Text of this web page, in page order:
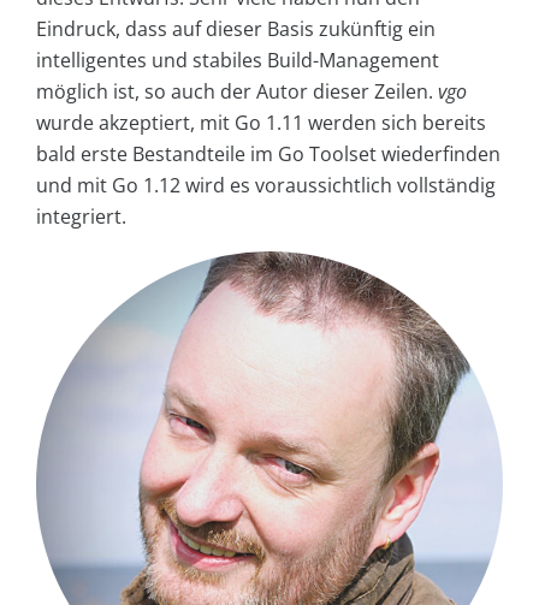
Eindruck, dass auf dieser Basis zukünftig ein
intelligentes und stabiles Build-Management
möglich ist, so auch der Autor dieser Zeilen. vgo
wurde akzeptiert, mit Go 1.11 werden sich bereits
bald erste Bestandteile im Go Toolset wiederfinden
und mit Go 1.12 wird es voraussichtlich vollständig
integriert.